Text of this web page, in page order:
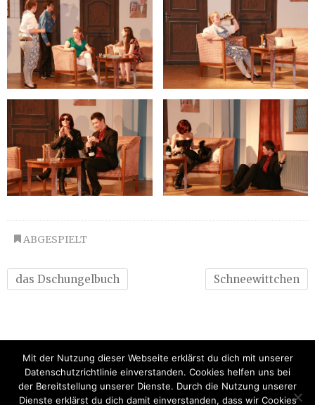
ABGESPIELT
das Dschungelbuch Schneewittchen
Mit der Nutzung dieser Webseite erklärst du dich mit unserer
Datenschutzrichtlinie einverstanden. Cookies helfen uns bei
der Bereitstellung unserer Dienste. Durch die Nutzung unserer
Dienste erklärst du dich damit einverstanden, dass wir Cookies